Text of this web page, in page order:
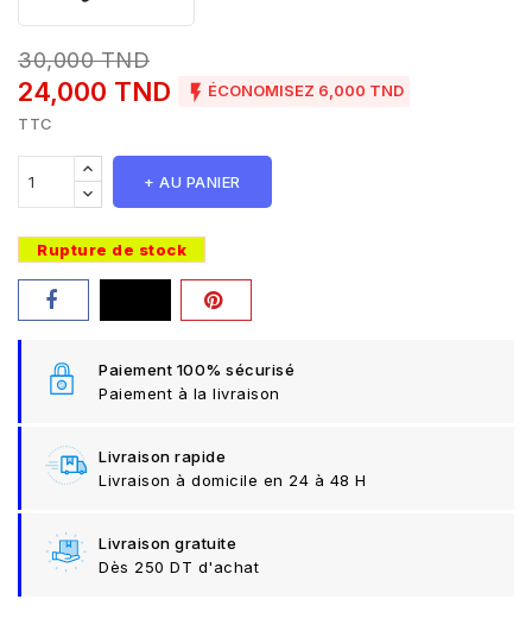
30,000 TND
24,000 TND  ÉCONOMISEZ 6,000 TND
TTC
+ AU PANIER
Rupture de stock
Paiement 100% sécurisé
Paiement à la livraison
Livraison rapide
Livraison à domicile en 24 à 48 H
Livraison gratuite
Dès 250 DT d'achat